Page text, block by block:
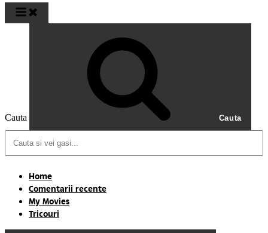
Cauta Cauta
Home
Comentarii recente
My Movies
Tricouri